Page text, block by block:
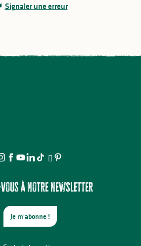
Signaler une erreur
vous à notre newsletter
Je m'abonne !